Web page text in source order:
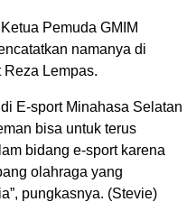
Pemuda GMIM
namanya di
Lempas.
E-sport Minahasa Selatan
bisa untuk terus
bidang e-sport karena
olahraga yang
pungkasnya. (Stevie)